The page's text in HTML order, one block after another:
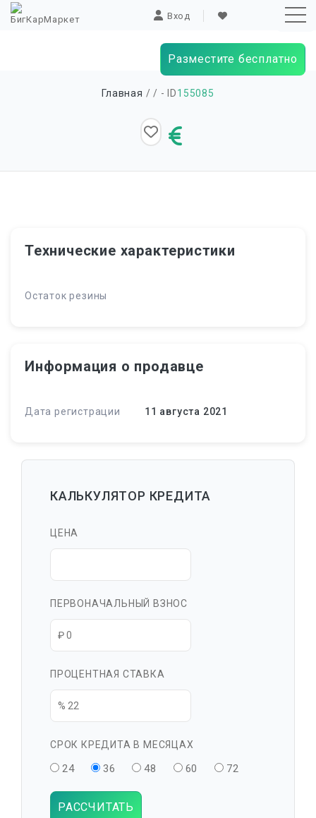
Вход
Разместите бесплатно
Главная / / - ID155085
Технические характеристики
Остаток резины
Информация о продавце
Дата регистрации 11 августа 2021
КАЛЬКУЛЯТОР КРЕДИТА
ЦЕНА
ПЕРВОНАЧАЛЬНЫЙ ВЗНОС
ПРОЦЕНТНАЯ СТАВКА
СРОК КРЕДИТА В МЕСЯЦАХ
24 36 48 60 72
РАССЧИТАТЬ